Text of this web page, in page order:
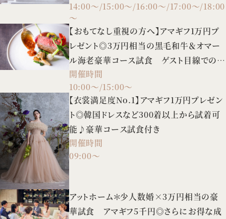
14:00～/15:00～/16:00～/17:00～/18:00
～
【おもてなし重視の方へ】アマギフ1万円プ
レゼント◎3万円相当の黒毛和牛＆オマー
ル海老豪華コース試食 ゲスト目線での会
場見学も♪
開催時間
10:00～/15:00～
【衣裳満足度No.1】アマギフ1万円プレゼン
ト◎韓国ドレスなど300着以上から試着可
能♪豪華コース試食付き
開催時間
09:00～
アットホーム＊少人数婚×3万円相当の豪
華試食 アマギフ5千円◎さらにお得な成